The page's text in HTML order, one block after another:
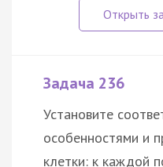
Задача 236
Установите
особенностями и
клетки: к каждой